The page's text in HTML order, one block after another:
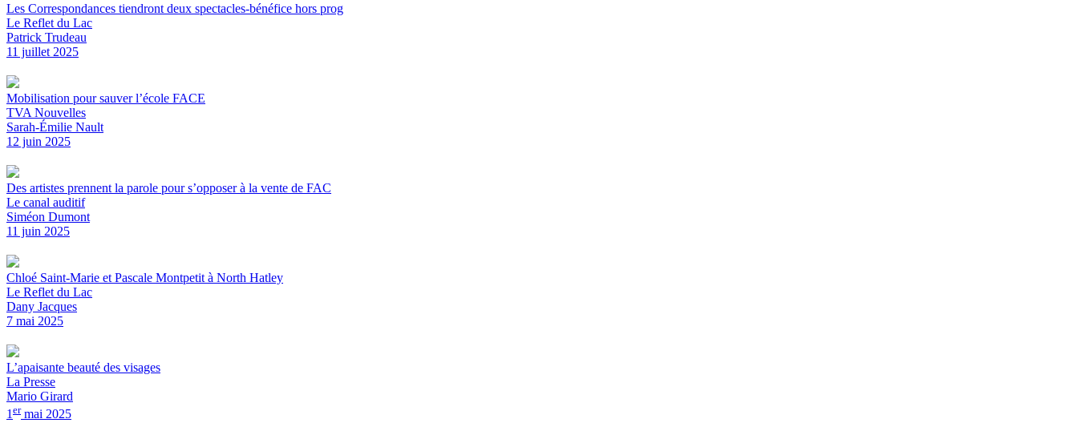
Les Correspondances tiendront deux spectacles-bénéfice hors prog
Le Reflet du Lac
Patrick Trudeau
11 juillet 2025
Mobilisation pour sauver l’école FACE
TVA Nouvelles
Sarah-Émilie Nault
12 juin 2025
Des artistes prennent la parole pour s’opposer à la vente de FAC
Le canal auditif
Siméon Dumont
11 juin 2025
Chloé Saint-Marie et Pascale Montpetit à North Hatley
Le Reflet du Lac
Dany Jacques
7 mai 2025
L’apaisante beauté des visages
La Presse
Mario Girard
1 ermai 2025